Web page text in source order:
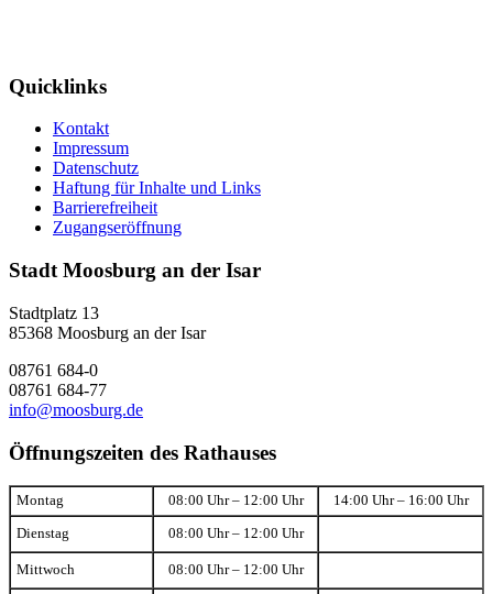
Quicklinks
Kontakt
Impressum
Datenschutz
Haftung für Inhalte und Links
Barrierefreiheit
Zugangseröffnung
Stadt Moosburg an der Isar
Stadtplatz 13
85368 Moosburg an der Isar
08761 684-0
08761 684-77
info@moosburg.de
Öffnungszeiten des Rathauses
Montag 08:00 Uhr – 12:00 Uhr 14:00 Uhr – 16:00 Uhr
Dienstag 08:00 Uhr – 12:00 Uhr
Mittwoch 08:00 Uhr – 12:00 Uhr